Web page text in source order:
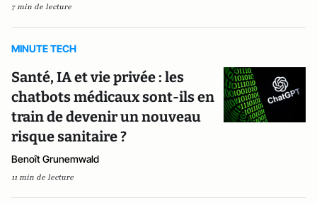
7 min de lecture
MINUTE TECH
Santé, IA et vie privée : les
chatbots médicaux sont-ils en
train de devenir un nouveau
risque sanitaire ?
Benoît Grunemwald
11 min de lecture